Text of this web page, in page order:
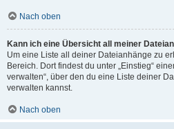
Nach oben
Kann ich eine Übersicht all meiner
Um eine Liste all deiner Dateianhänge zu
Bereich. Dort findest du unter „Einstieg“
verwalten“, über den du eine Liste deiner
verwalten kannst.
Nach oben